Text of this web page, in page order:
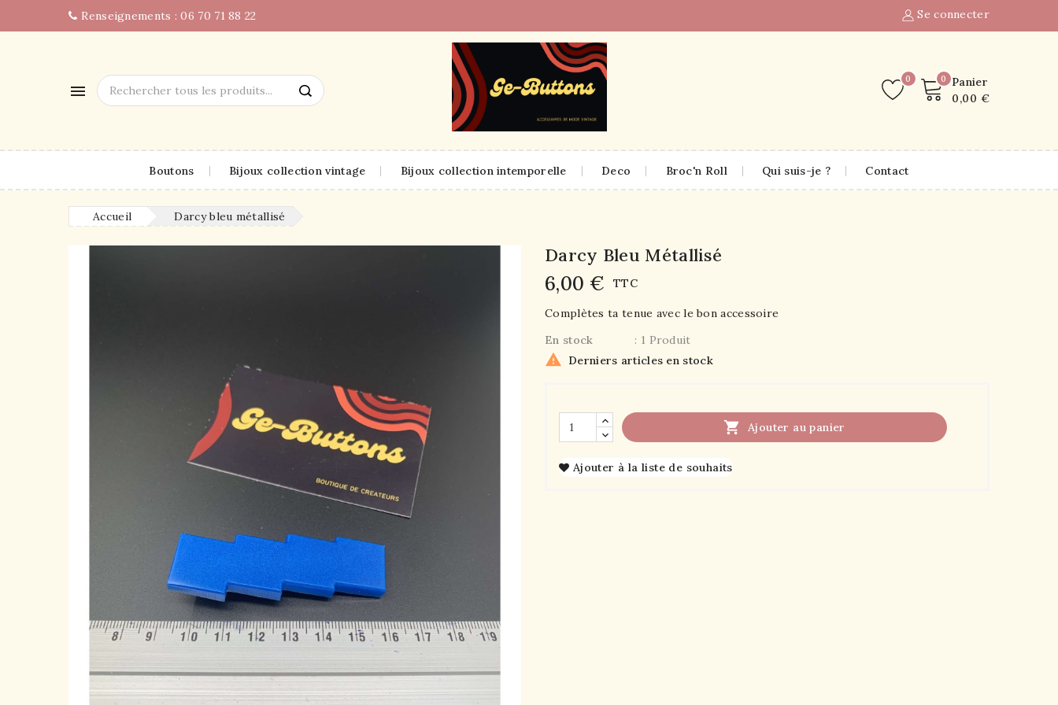
Renseignements : 06 70 71 88 22 Se connecter
0
Panier
0,00 €

0
Boutons Bijoux collection vintage Bijoux collection intemporelle Deco Broc'n Roll Qui suis-je ? Contact
Accueil Darcy bleu métallisé
Darcy Bleu Métallisé
6,00 € TTC
Complètes ta tenue avec le bon accessoire
En stock
: 1 Produit
 Derniers articles en stock
 Ajouter au panier
Ajouter à la liste de souhaits